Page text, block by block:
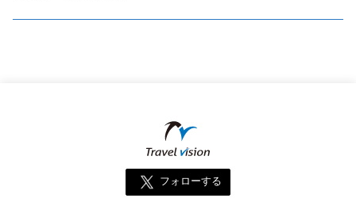
フォローする